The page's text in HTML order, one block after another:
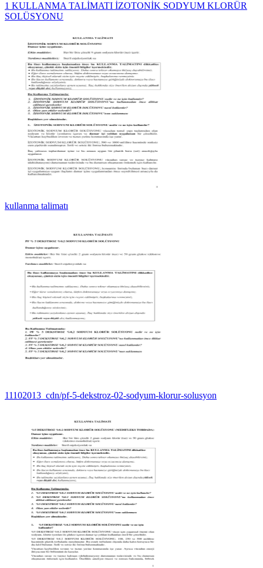
1 KULLANMA TALİMATI İZOTONİK SODYUM KLORÜR
SOLÜSYONU
kullanma talimatı
11102013_cdn/pf-5-dekstroz-02-sodyum-klorur-solusyon